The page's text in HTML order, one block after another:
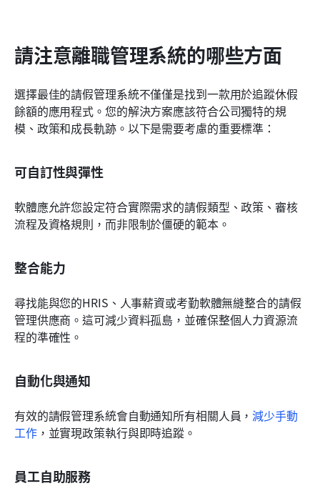
請注意離職管理系統的哪些方面
選擇最佳的請假管理系統不僅僅是找到一款用於追蹤休假
餘額的應用程式。您的解決方案應該符合公司獨特的規
模、政策和成長軌跡。以下是需要考慮的重要標準：
可自訂性與彈性
軟體應允許您設定符合實際需求的請假類型、政策、審核
流程及資格規則，而非限制於僵硬的範本。
整合能力
尋找能與您的HRIS、人事薪資或考勤軟體無縫整合的請假
管理供應商。這可減少資料孤島，並確保整個人力資源流
程的準確性。
自動化與通知
有效的請假管理系統會自動通知所有相關人員，減少手動
工作，並實現政策執行與即時追蹤。
員工自助服務